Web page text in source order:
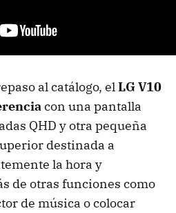
al catálogo, el LG V10
con una pantalla
QHD y otra pequeña
destinada a
la hora y
de otras funciones como
de música o colocar